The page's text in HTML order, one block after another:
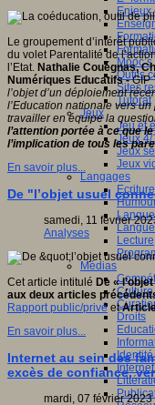
Enjeux
Mooc’s
Outils
Sites
Tutorat
Jeux
Jeu et
Jeux
Jeux
Jeux
Langages
Ecriture
Lecture
Médias
Droits
Le groupement d’intérêt
du volet Parentalité de
l’Etat. Nathalie Couégnas,
Numériques Educatifs -GIP
l’objet d’un déploiement
l’Education nationale vers
travailler en équipe la
l’attention portée à ce que
l’implication de tous les
En savoir plus...
De "l’objet usuel
samedi, 11 février
Analyses
Cet article intitulé De «
aux deux articles
Rapport public/privé et
En savoir plus...
Internet au sein des
excès de confiance,
mardi, 07 février 2023